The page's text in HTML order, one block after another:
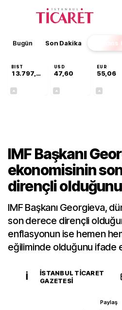
Bugün Son Dakika Finans
BIST
13.797,21
USD
47,60
EUR
55,06
IMF Başkanı
ekonomisinin
dirençli
IMF Başkanı Georgieva,
son derece dirençli
enflasyonun ise hemen
eğiliminde olduğunu ifade
İ
İSTANBUL TICARET
GAZETESI
Paylaş